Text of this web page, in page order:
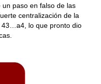
paso en falso de las
centralización de la
43…a4, lo que pronto dio